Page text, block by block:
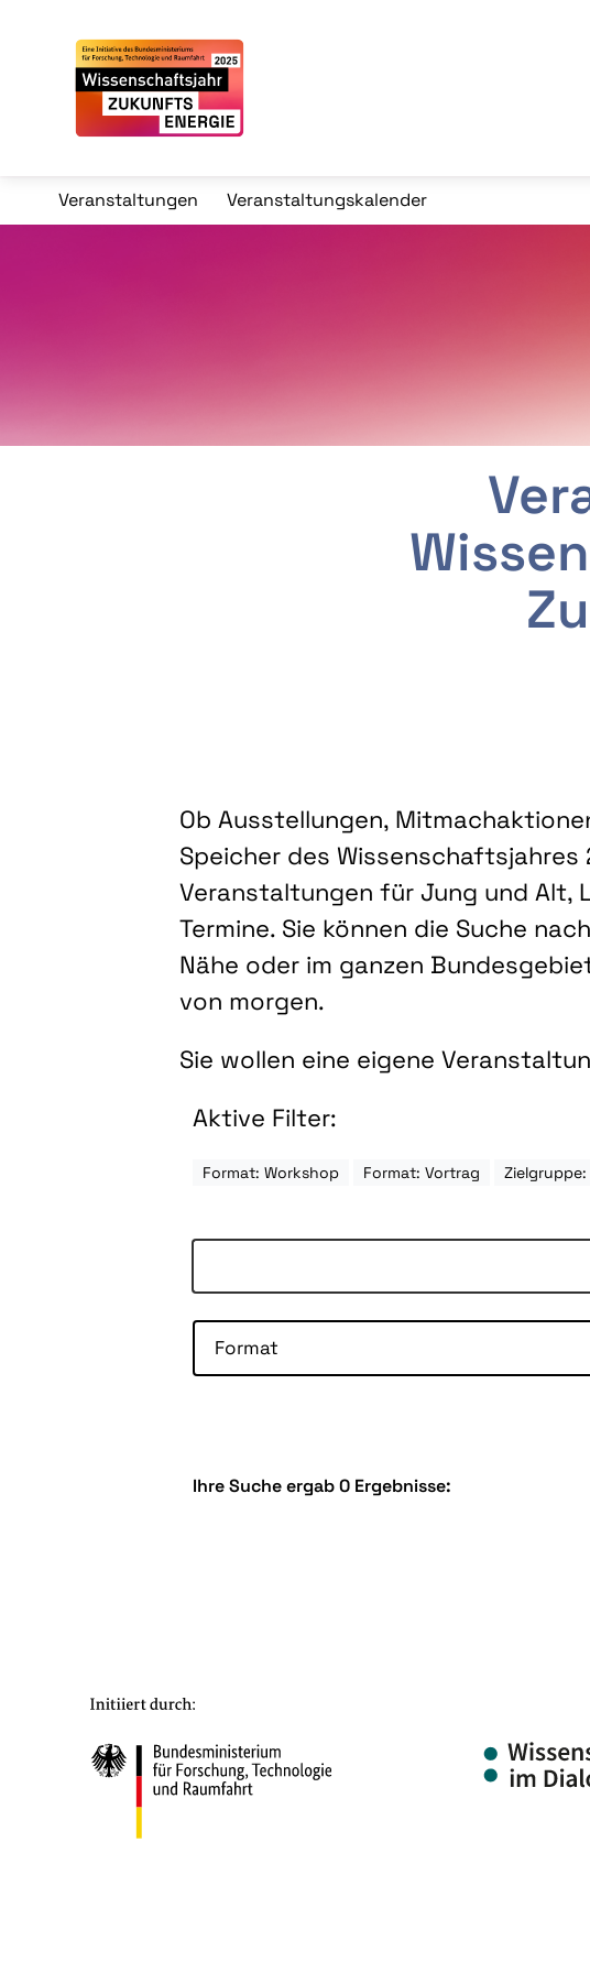
Veranstaltungen Veranstaltungskalender
Ob Ausstellungen,
Speicher des
Veranstaltungen für Jung und Alt,
Termine. Sie können die Suche
Nähe oder im ganzen
von morgen.
Sie wollen eine eigene
Aktive Filter:
Format: Workshop Format: Vortrag
Format
Ihre Suche ergab 0 Ergebnisse: